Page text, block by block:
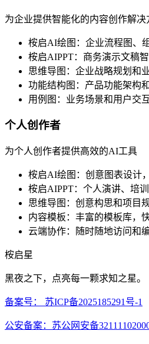
为企业提供智能化的内容创作解决
桉启AI绘图：企业流程图、
桉启AIPPT：商务演示文稿
思维导图：企业战略规划和
功能结构图：产品功能架构
用例图：业务场景和用户交
个人创作者
为个人创作者提供高效的AI工具
桉启AI绘图：创意图表设计
桉启AIPPT：个人演讲、培
思维导图：创意构思和项目
内容模板：丰富的模板库，
云端协作：随时随地访问和
桉启星
黑夜之下，点亮每一颗求知之星。
备案号： 苏ICP备2025185291号-1
公安备案： 苏公网安备